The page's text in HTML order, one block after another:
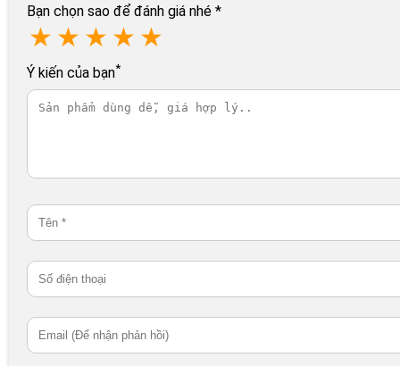
Bạn chọn sao để đánh giá nhé *
★ ★ ★ ★ ★
Ý kiến của bạn*